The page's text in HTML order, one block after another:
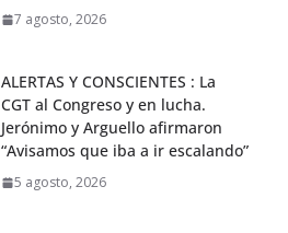
7 agosto, 2026
ALERTAS Y CONSCIENTES : La
CGT al Congreso y en lucha.
Jerónimo y Arguello afirmaron
“Avisamos que iba a ir escalando”
5 agosto, 2026